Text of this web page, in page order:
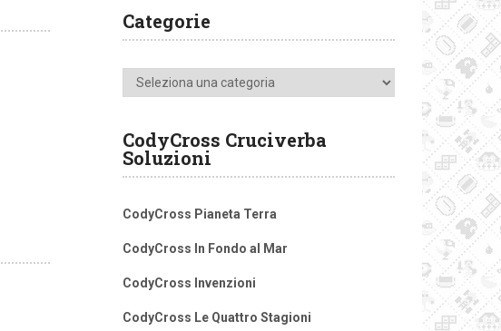
Categorie
Categorie
CodyCross Cruciverba
Soluzioni
CodyCross Pianeta Terra
CodyCross In Fondo al Mar
CodyCross Invenzioni
CodyCross Le Quattro Stagioni